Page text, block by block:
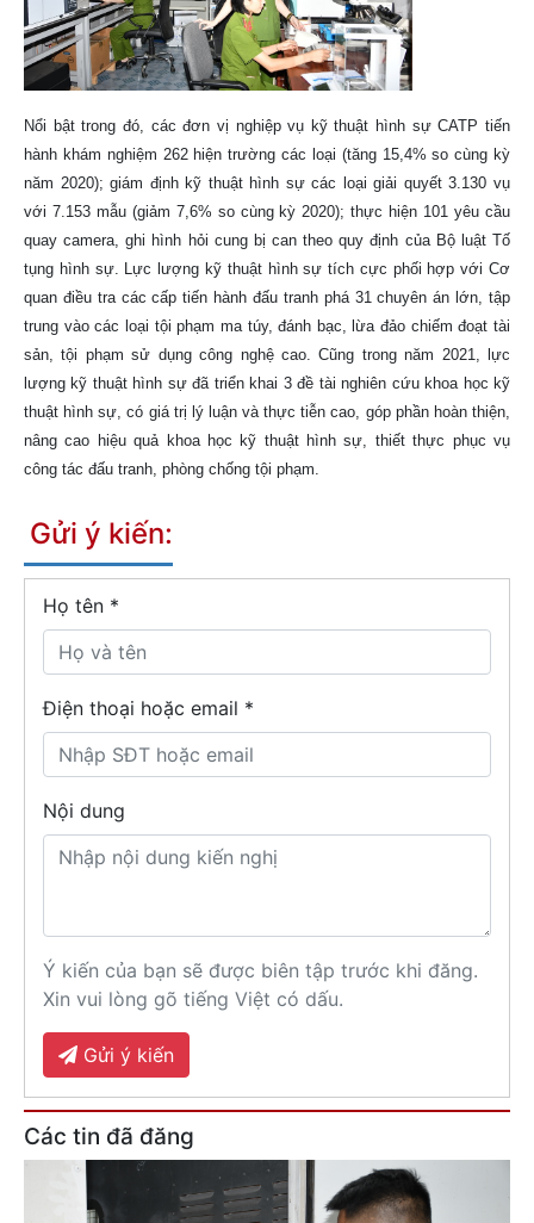
Nổi bật trong đó, các đơn vị nghiệp vụ kỹ thuật hình sự CATP tiến
hành khám nghiệm 262 hiện trường các loại (tăng 15,4% so cùng kỳ
năm 2020); giám định kỹ thuật hình sự các loại giải quyết 3.130 vụ
với 7.153 mẫu (giảm 7,6% so cùng kỳ 2020); thực hiện 101 yêu cầu
quay camera, ghi hình hỏi cung bị can theo quy định của Bộ luật Tố
tụng hình sự. Lực lượng kỹ thuật hình sự tích cực phối hợp với Cơ
quan điều tra các cấp tiến hành đấu tranh phá 31 chuyên án lớn, tập
trung vào các loại tội phạm ma túy, đánh bạc, lừa đảo chiếm đoạt tài
sản, tội phạm sử dụng công nghệ cao. Cũng trong năm 2021, lực
lượng kỹ thuật hình sự đã triển khai 3 đề tài nghiên cứu khoa học kỹ
thuật hình sự, có giá trị lý luận và thực tiễn cao, góp phần hoàn thiện,
nâng cao hiệu quả khoa học kỹ thuật hình sự, thiết thực phục vụ
công tác đấu tranh, phòng chống tội phạm.
Gửi ý kiến:
Họ tên *
Điện thoại hoặc email *
Nội dung
Ý kiến của bạn sẽ được biên tập trước khi đăng.
Xin vui lòng gõ tiếng Việt có dấu.
Gửi ý kiến
Các tin đã đăng